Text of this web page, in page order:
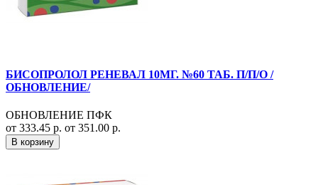
БИСОПРОЛОЛ РЕНЕВАЛ 10МГ. №60 ТАБ. П/П/О /
ОБНОВЛЕНИЕ/
ОБНОВЛЕНИЕ ПФК
от 333.45 р. от 351.00 р.
В корзину